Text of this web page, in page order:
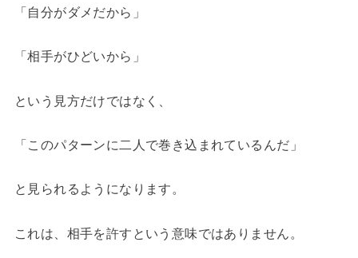
「自分がダメだから」
「相手がひどいから」
という見方だけではなく、
「このパターンに二人で巻き込まれているんだ」
と見られるようになります。
これは、相手を許すという意味ではありません。